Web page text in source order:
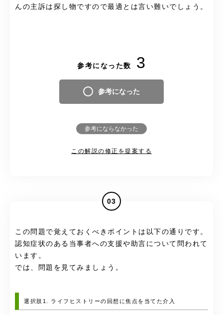
んの主訴は探し物ですので最適とは言い難いでしょう。
参考になった数 3
参考になった
参考にならなかった
この解説の修正を提案する
03
この問題で覚えておくべきポイントは以下の通りです。
認知症状のある当事者への支援や助言について問われて
います。
では、問題を見てみましょう。
選択肢1. ライフヒストリーの回想に焦点を当てた介入